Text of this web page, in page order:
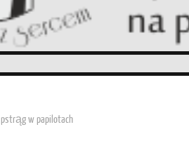
pstrąg w papilotach